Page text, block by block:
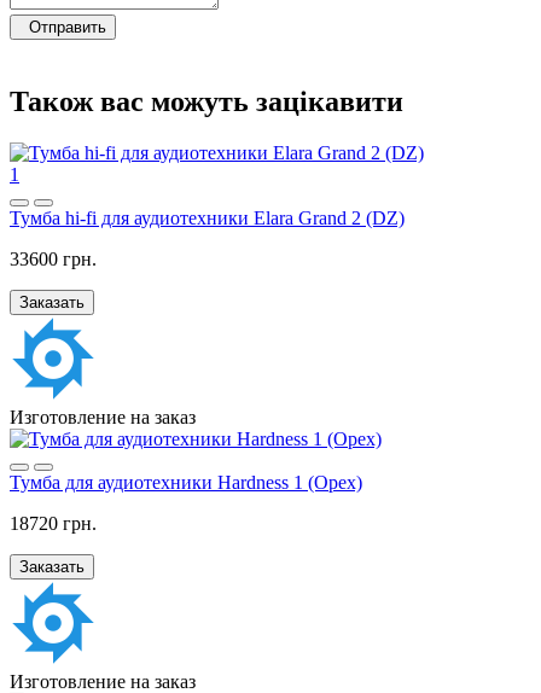
Отправить
Також вас можуть зацікавити
1
Тумба hi-fi для аудиотехники Elara Grand 2 (DZ)
33600 грн.
Заказать
Изготовление на заказ
Тумба для аудиотехники Hardness 1 (Орех)
18720 грн.
Заказать
Изготовление на заказ